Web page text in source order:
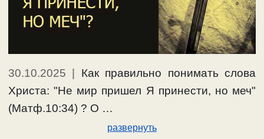
30.10.2025
Как правильно понимать слова
Христа: "Не мир пришел Я принести, но меч"
(Матф.10:34) ? О …
развернуть